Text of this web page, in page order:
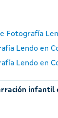
Fotografía
Lendo en
Lendo en
infantil